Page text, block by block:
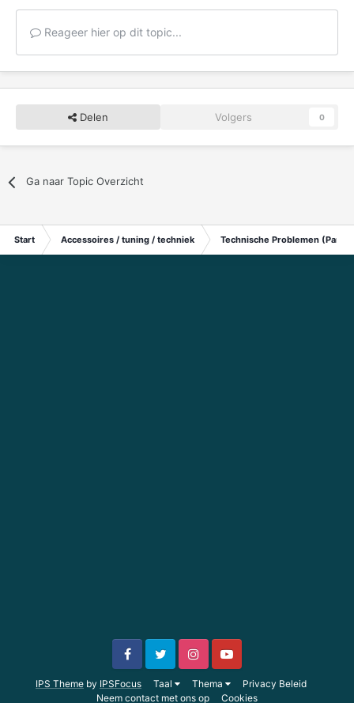
Reageer hier op dit topic...
Delen Volgers 0
Ga naar Topic Overzicht
Start Accessoires / tuning / techniek Technische Problemen
IPS Theme by IPSFocus Taal Thema
Privacy Beleid
Neem contact met ons op
Cookies